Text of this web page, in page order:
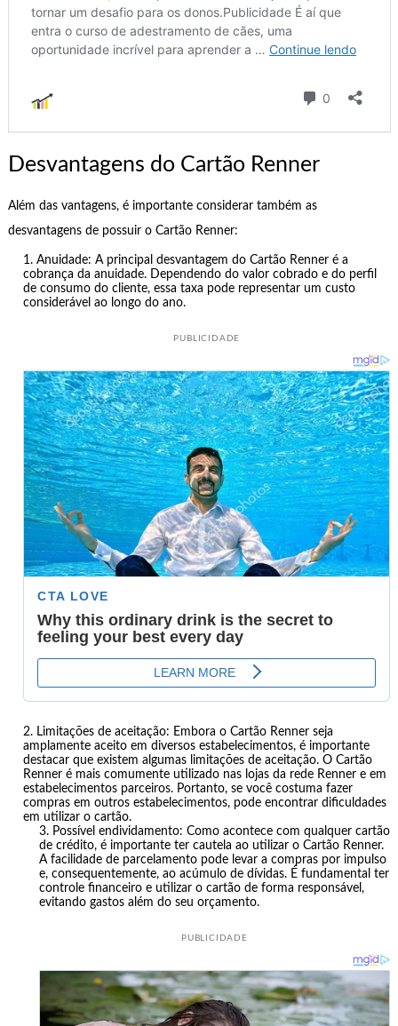
Desvantagens do Cartão Renner
Além das vantagens, é importante considerar também as
desvantagens de possuir o Cartão Renner:
Anuidade: A principal desvantagem do Cartão Renner é a
cobrança da anuidade. Dependendo do valor cobrado e do perfil
de consumo do cliente, essa taxa pode representar um custo
considerável ao longo do ano.
PUBLICIDADE
Limitações de aceitação: Embora o Cartão Renner seja
amplamente aceito em diversos estabelecimentos, é importante
destacar que existem algumas limitações de aceitação. O Cartão
Renner é mais comumente utilizado nas lojas da rede Renner e em
estabelecimentos parceiros. Portanto, se você costuma fazer
compras em outros estabelecimentos, pode encontrar dificuldades
em utilizar o cartão.
Possível endividamento: Como acontece com qualquer cartão
de crédito, é importante ter cautela ao utilizar o Cartão Renner.
A facilidade de parcelamento pode levar a compras por impulso
e, consequentemente, ao acúmulo de dívidas. É fundamental ter
controle financeiro e utilizar o cartão de forma responsável,
evitando gastos além do seu orçamento.
PUBLICIDADE